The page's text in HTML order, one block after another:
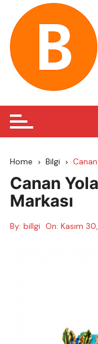
content
Home Bilgi
Canan
Markası
By: billgi On:Kasım